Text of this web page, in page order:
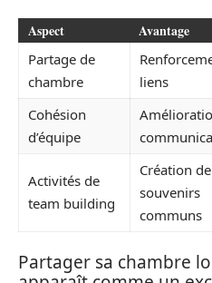
Aspect Avantage
Partage de
chambre
liens
Cohésion
d’équipe
Activités de
team building
Création de
souvenirs
communs
Partager sa chambre